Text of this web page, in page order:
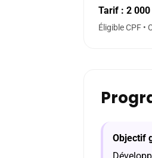
Tarif : 2 000
Éligible CPF
Objectif